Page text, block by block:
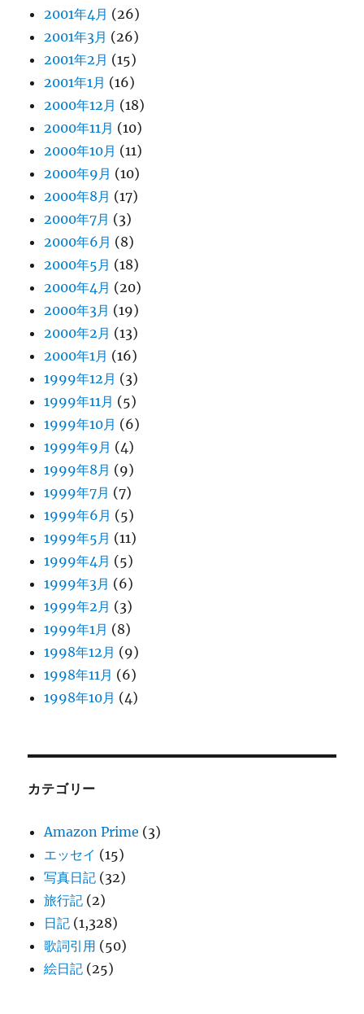
2001年4月 (26)
2001年3月 (26)
2001年2月 (15)
2001年1月 (16)
2000年12月 (18)
2000年11月 (10)
2000年10月 (11)
2000年9月 (10)
2000年8月 (17)
2000年7月 (3)
2000年6月 (8)
2000年5月 (18)
2000年4月 (20)
2000年3月 (19)
2000年2月 (13)
2000年1月 (16)
1999年12月 (3)
1999年11月 (5)
1999年10月 (6)
1999年9月 (4)
1999年8月 (9)
1999年7月 (7)
1999年6月 (5)
1999年5月 (11)
1999年4月 (5)
1999年3月 (6)
1999年2月 (3)
1999年1月 (8)
1998年12月 (9)
1998年11月 (6)
1998年10月 (4)
カテゴリー
Amazon Prime (3)
エッセイ (15)
写真日記 (32)
旅行記 (2)
日記 (1,328)
歌詞引用 (50)
絵日記 (25)